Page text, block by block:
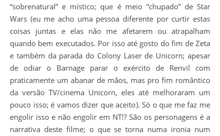
“sobrenatural” e místico; que é meio “chupado” de Star
Wars (eu me acho uma pessoa diferente por curtir estas
coisas juntas e elas não me afetarem ou atrapalham
quando bem executados. Por isso até gosto do fim de Zeta
e também da parada do Colony Laser de Unicorn; apesar
de odiar o Barnage parar o exército de Renvil com
praticamente um abanar de mãos, mas pro fim romântico
da versão TV/cinema Unicorn, eles até melhoraram um
pouco isso; é vamos dizer que aceito). Só o que me faz me
engolir isso e não engolir em NT!? São os personagens é a
narrativa deste filme; o que se torna numa ironia num